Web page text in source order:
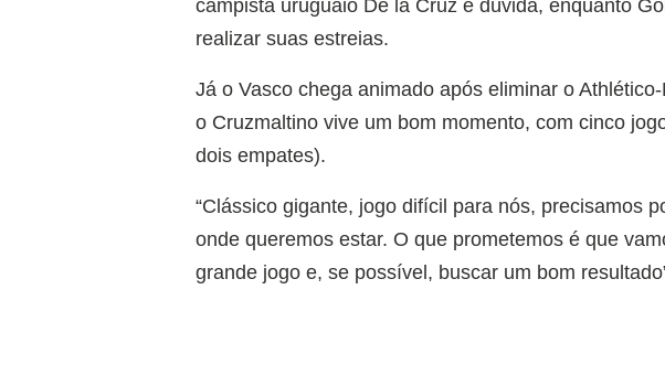
campista uruguaio De la Cruz é dúvida, enquanto
realizar suas estreias.
Já o Vasco chega animado após eliminar o
o Cruzmaltino vive um bom momento, com cinco
dois empates).
“Clássico gigante, jogo difícil para nós, precisamos
onde queremos estar. O que prometemos é que
grande jogo e, se possível, buscar um bom